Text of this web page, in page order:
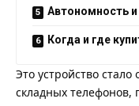
Автономность
Когда и где
Это устройство
складных телефонов,